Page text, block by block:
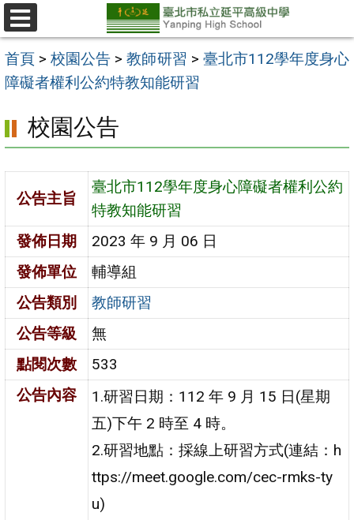
跳
至
主
要
區
選
單
首頁 >校園公告 >教師研習 > 臺北市112學年度身心
障礙者權利公約特教知能研習
校園公告
公告主旨
臺北市112學年度身心障礙者權利公約
特教知能研習
發佈日期
2023 年 9 月 06 日
發佈單位
輔導組
公告類別
教師研習
公告等級
無
點閱次數
533
公告內容
1.研習日期：112 年 9 月 15 日(星期
五)下午 2 時至 4 時。
2.研習地點：採線上研習方式(連結：h
ttps://meet.google.com/cec-rmks-ty
u)